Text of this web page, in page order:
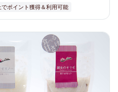
ポイント獲得＆利用可能